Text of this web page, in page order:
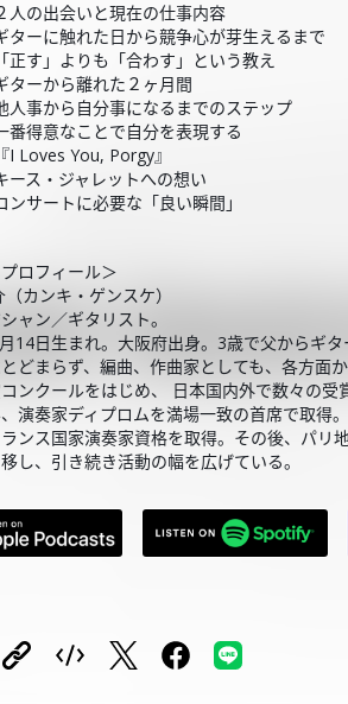
の出会いと現在の仕事内容
ーに触れた日から競争心が芽生えるまで
す」よりも「合わす」という教え
ーから離れた２ヶ月間
事から自分事になるまでのステップ
得意なことで自分を表現する
Loves You, Porgy』
ス・ジャレットへの想い
サートに必要な「良い瞬間」
ロフィール＞
カンキ・ゲンスケ）
ャン／ギタリスト。
14日生まれ。大阪府出身。3歳で父からギ
どまらず、編曲、作曲家としても、各方面
ンクールをはじめ、 日本国内外で数々の
演奏家ディプロムを満場一致の首席で取得
ンス国家演奏家資格を取得。その後、パリ
し、引き続き活動の幅を広げている。